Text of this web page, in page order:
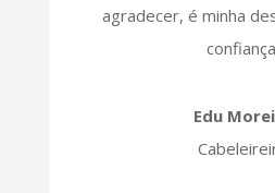
agradecer, é minha
Edu